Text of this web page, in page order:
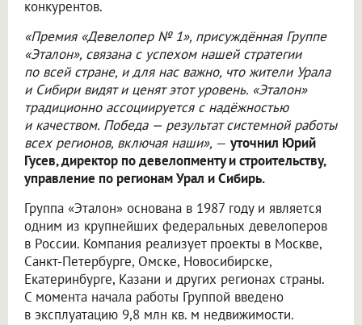
конкурентов.
«Премия «Девелопер № 1», присуждённая Группе
«Эталон», связана с успехом нашей стратегии
по всей стране, и для нас важно, что жители Урала
и Сибири видят и ценят этот уровень. «Эталон»
традиционно ассоциируется с надёжностью
и качеством. Победа — результат системной работы
всех регионов, включая наши», — уточнил Юрий
Гусев, директор по девелопменту и строительству,
управление по регионам Урал и Сибирь.
Группа «Эталон» основана в 1987 году и является
одним из крупнейших федеральных девелоперов
в России. Компания реализует проекты в Москве,
Санкт-Петербурге, Омске, Новосибирске,
Екатеринбурге, Казани и других регионах страны.
С момента начала работы Группой введено
в эксплуатацию 9,8 млн кв. м недвижимости.